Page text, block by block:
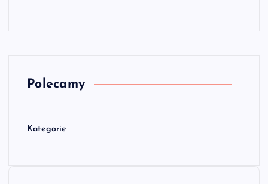
Polecamy
Kategorie